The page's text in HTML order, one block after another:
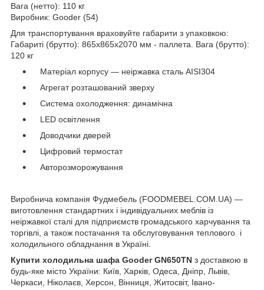
Вага (нетто): 110 кг
Виробник: Gooder (54)
Для транспортування враховуйте габарити з упаковкою:
Габариті (брутто): 865x865x2070 мм - паллета. Вага (брутто):
120 кг
Матеріал корпусу — неіржавка сталь AISI304
Агрегат розташований зверху
Система охолодження: динамічна
LED освітлення
Доводчики дверей
Цифровий термостат
Авторозморожування
Виробнича компанія Фудмебель (FOODMEBEL.СOM.UA) —
виготовлення стандартних і індивідуальних меблів із
неіржавкої сталі для підприємств громадського харчування та
торгівлі, а також постачання та обслуговування теплового і
холодильного обладнання в Україні.
Купити холодильна шафа Gooder GN650TN з доставкою в
будь-яке місто України: Київ, Харків, Одеса, Дніпр, Львів,
Черкаси, Ніколаєв, Херсон, Вінниця, Житосвіт, Івано-